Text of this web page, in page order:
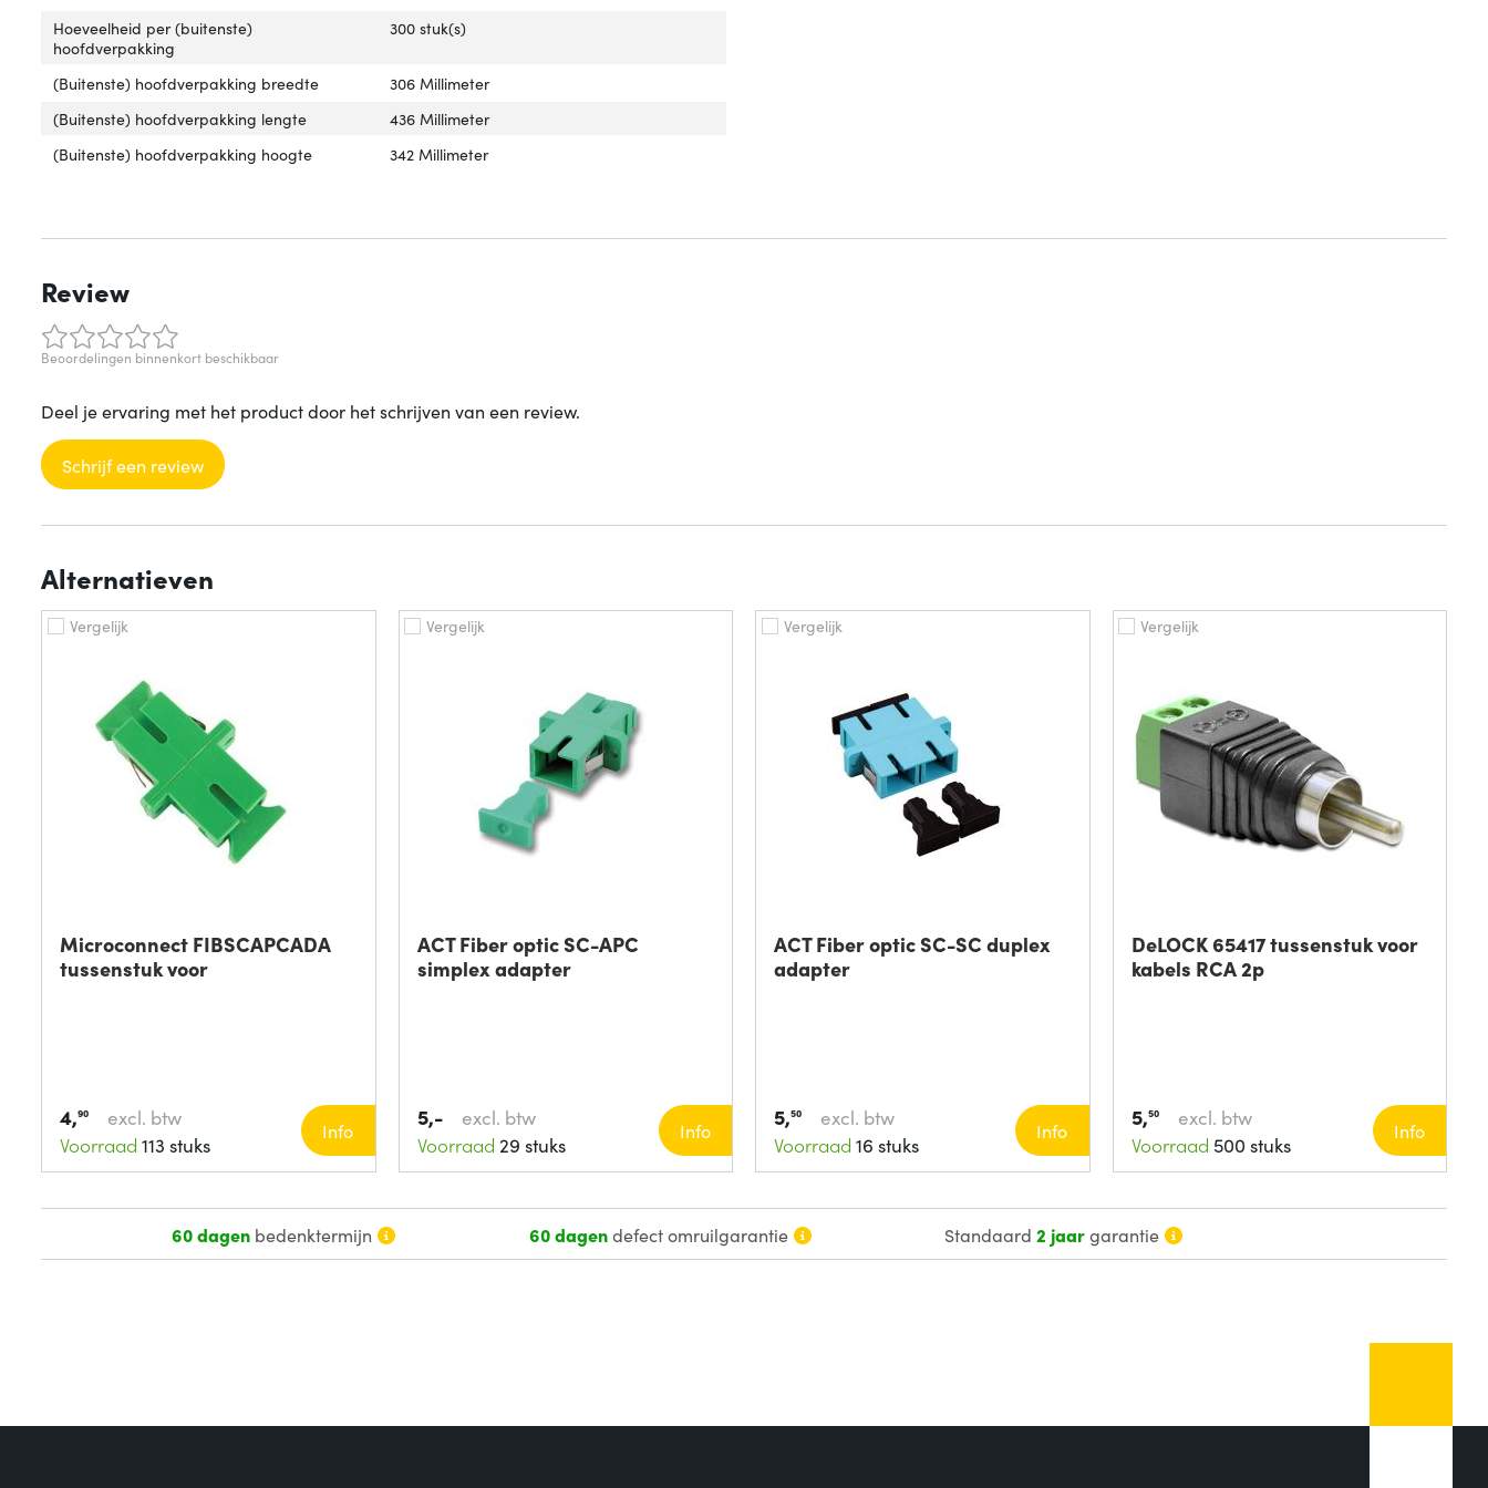
Hoeveelheid per (buitenste)
hoofdverpakking
300 stuk(s)
(Buitenste) hoofdverpakking breedte
306 Millimeter
(Buitenste) hoofdverpakking lengte
436 Millimeter
(Buitenste) hoofdverpakking hoogte
342 Millimeter
Review
Beoordelingen binnenkort beschikbaar
Deel je ervaring met het product door het schrijven van een review.
Schrijf een review
Alternatieven
Vergelijk
Microconnect FIBSCAPCADA
tussenstuk voor
4,90
excl. btw
Voorraad 113 stuks
Info
Vergelijk
ACT Fiber optic SC-APC
simplex adapter
5,-
excl. btw
Voorraad 29 stuks
Info
Vergelijk
ACT Fiber optic SC-SC duplex
adapter
5,50
excl. btw
Voorraad 16 stuks
Info
Vergelijk
DeLOCK 65417 tussenstuk voor
kabels RCA 2p
5,50
excl. btw
Voorraad 500 stuks
Info
60 dagenbedenktermijn 60 dagendefect omruilgarantie Standaard2 jaargarantie